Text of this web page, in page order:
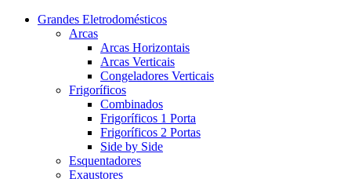
Grandes Eletrodomésticos
Arcas
Arcas Horizontais
Arcas Verticais
Congeladores Verticais
Frigoríficos
Combinados
Frigoríficos 1 Porta
Frigoríficos 2 Portas
Side by Side
Esquentadores
Exaustores